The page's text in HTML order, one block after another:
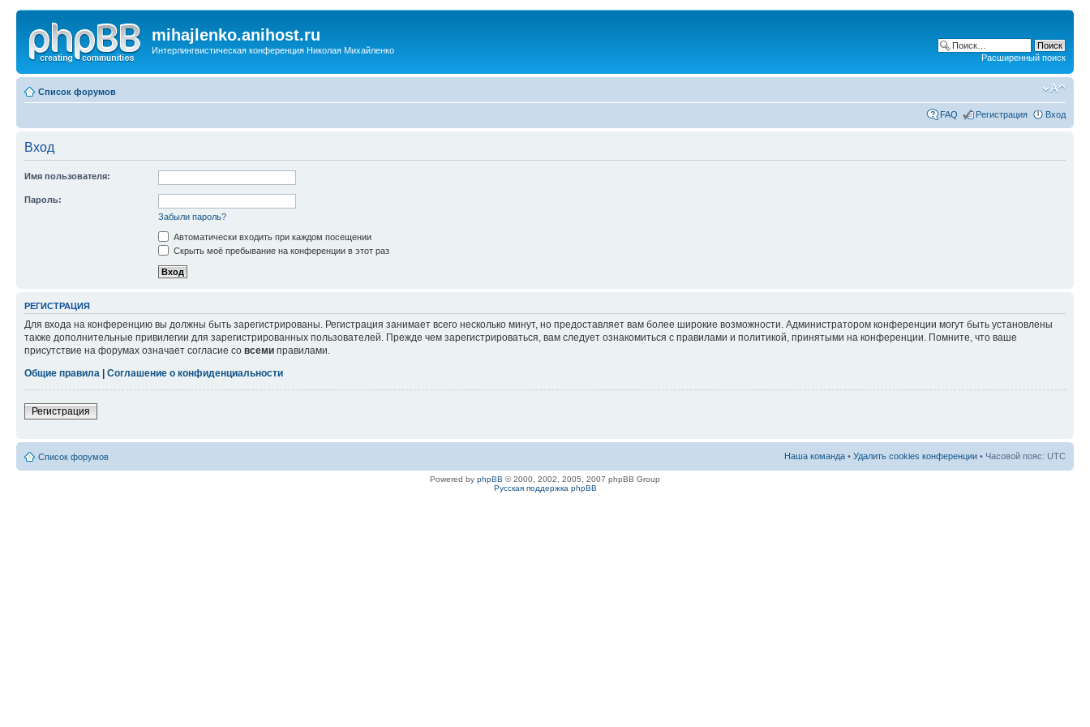
mihajlenko.anihost.ru
Интерлингвистическая конференция Николая Михайленко
Расширенный поиск
Список форумов
FAQ Регистрация Вход
Вход
Имя пользователя:
Пароль:
Забыли пароль?
Автоматически входить при каждом посещении
Скрыть моё пребывание на конференции в этот раз
РЕГИСТРАЦИЯ
Для входа на конференцию вы должны быть зарегистрированы. Регистрация занимает всего несколько минут, но предоставляет вам более широкие возможности. Администратором конференции могут быть установлены
также дополнительные привилегии для зарегистрированных пользователей. Прежде чем зарегистрироваться, вам следует ознакомиться с правилами и политикой, принятыми на конференции. Помните, что ваше
присутствие на форумах означает согласие со всеми правилами.
Общие правила
Соглашение о конфиденциальности
Регистрация
Список форумов Наша команда • Удалить cookies конференции • Часовой пояс: UTC
Powered by phpBB © 2000, 2002, 2005, 2007 phpBB Group
Русская поддержка phpBB